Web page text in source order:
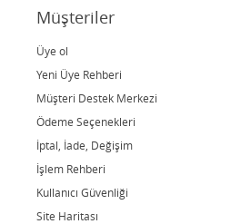
Müşteriler
Üye ol
Yeni Üye Rehberi
Müşteri Destek Merkezi
Ödeme Seçenekleri
İptal, İade, Değişim
İşlem Rehberi
Kullanıcı Güvenliği
Site Haritası